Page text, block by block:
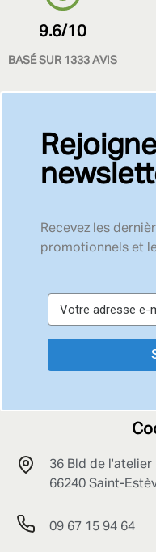
9.6/10
BASÉ SUR 1333 AVIS
Recevez les
promotionnels et
36 Bld de l'atelier
66240 Saint-
09 67 15 94 64